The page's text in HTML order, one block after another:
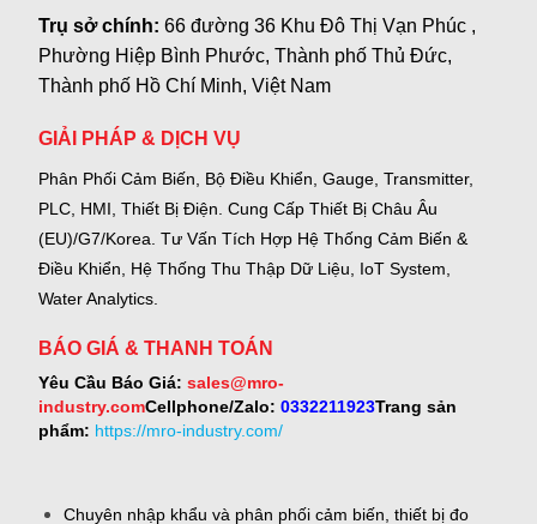
Trụ sở chính:66 đường 36 Khu Đô Thị Vạn Phúc ,
Phường Hiệp Bình Phước, Thành phố Thủ Đức,
Thành phố Hồ Chí Minh, Việt Nam
GIẢI PHÁP & DỊCH VỤ
Phân Phối Cảm Biến, Bộ Điều Khiển, Gauge, Transmitter,
PLC, HMI, Thiết Bị Điện. Cung Cấp Thiết Bị Châu Âu
(EU)/G7/Korea. Tư Vấn Tích Hợp Hệ Thống Cảm Biến &
Điều Khiển, Hệ Thống Thu Thập Dữ Liệu, IoT System,
Water Analytics.
BÁO GIÁ & THANH TOÁN
Yêu Cầu Báo Giá: sales@mro-
industry.comCellphone/Zalo: 0332211923Trang sản
phẩm: https://mro-industry.com/
Chuyên nhập khẩu và phân phối cảm biến, thiết bị đo